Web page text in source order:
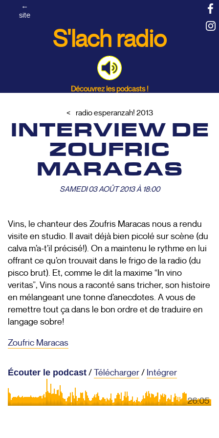
S'lach radio
Découvrez les podcasts !
←
site
radio esperanzah! 2013
INTERVIEW DE
ZOUFRIC
MARACAS
SAMEDI 03 AOÛT 2013 À 18:00
Vins, le chanteur des Zoufris Maracas nous a rendu
visite en studio. Il avait déjà bien picolé sur scène (du
calva m’a-t’il précisé!). On a maintenu le rythme en lui
offrant ce qu’on trouvait dans le frigo de la radio (du
pisco brut). Et, comme le dit la maxime “In vino
veritas”, Vins nous a raconté sans tricher, son histoire
en mélangeant une tonne d’anecdotes. A vous de
remettre tout ça dans le bon ordre et de traduire en
langage sobre!
Zoufric Maracas
Écouter le podcast /Télécharger/ Intégrer
26:05